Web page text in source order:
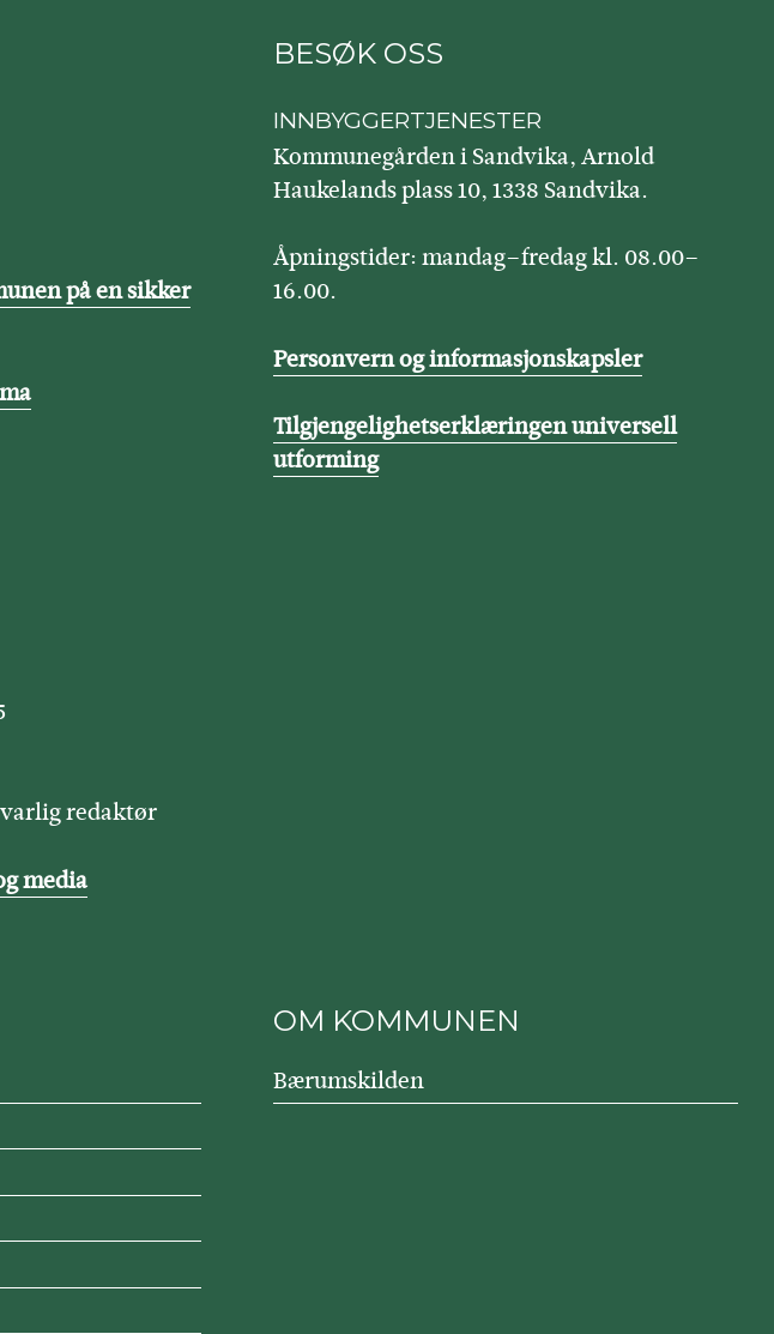
på en sikker
redaktør
media
BESØK OSS
INNBYGGERTJENESTER
Kommunegården i Sandvika, Arnold
Haukelands plass 10, 1338 Sandvika.
Åpningstider: mandag–fredag kl. 08.00–
16.00.
Personvern og informasjonskapsler
Tilgjengelighetserklæringen universell
utforming
OM KOMMUNEN
Bærumskilden